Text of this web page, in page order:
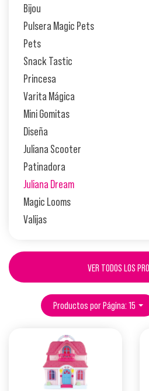
Bijou
Pulsera Magic Pets
Pets
Snack Tastic
Princesa
Varita Mágica
Mini Gomitas
Diseña
Juliana Scooter
Patinadora
Juliana Dream
Magic Looms
Valijas
VER TODOS LOS
Productos por Página: 15